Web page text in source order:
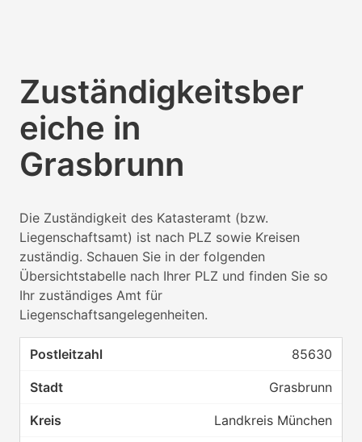
Zuständigkeitsber
eiche in
Grasbrunn
Die Zuständigkeit des Katasteramt (bzw.
Liegenschaftsamt) ist nach PLZ sowie Kreisen
zuständig. Schauen Sie in der folgenden
Übersichtstabelle nach Ihrer PLZ und finden Sie so
Ihr zuständiges Amt für
Liegenschaftsangelegenheiten.
85630
Grasbrunn
Landkreis München